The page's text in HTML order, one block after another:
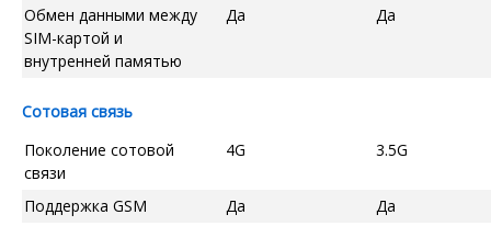
Обмен данными между
SIM-картой и
внутренней памятью
Да Да
Сотовая связь
Поколение сотовой
связи
4G 3.5G
Поддержка GSM Да
Да